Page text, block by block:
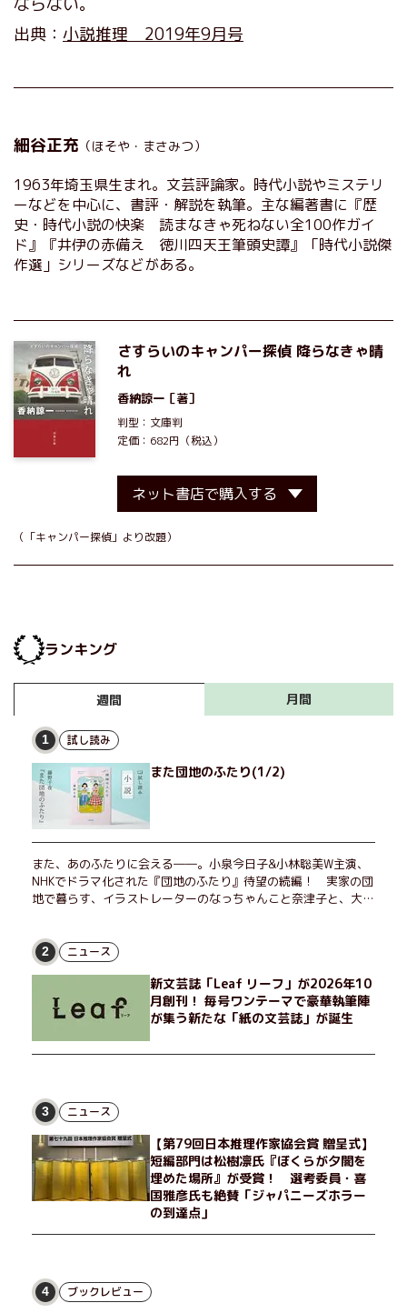
出典： 小説推理 2019年9月号
細谷正充 （ほそや・まさみつ）
1963年埼玉県生まれ。文芸評論家。時代小説やミステリ
ーなどを中心に、書評・解説を執筆。主な編著書に『歴
史・時代小説の快楽 読まなきゃ死ねない全100作ガイ
ド』『井伊の赤備え 徳川四天王筆頭史譚』「時代小説傑
作選」シリーズなどがある。
さすらいのキャンパー探偵 降らなきゃ晴
れ
香納諒一 ［著］
判型：文庫判
定価：682円（税込）
ネット書店で購入する
（「キャンパー探偵」より改題）
ランキング
週間 月間
1 試し読み
また団地のふたり(1/2)
また、あのふたりに会える――。小泉今日子&小林聡美W主演、
NHKでドラマ化された『団地のふたり』待望の続編！ 実家の団
地で暮らす、イラストレーターのなっちゃんこと奈津子と、大学
げたり、部屋でふたりだけの「台湾映画祭」を催したり。50代
独身、幼なじみの変わらぬ友情とささやかな幸せの日々を描く。
2 ニュース
新文芸誌「Leaf リーフ」が2026年10
月創刊！ 毎号ワンテーマで豪華執筆陣
が集う新たな「紙の文芸誌」が誕生
3 ニュース
【第79回日本推理作家協会賞 贈呈式】
短編部門は松樹凛氏『ぼくらが夕闇を
埋めた場所』が受賞！ 選考委員・喜
国雅彦氏も絶賛「ジャパニーズホラー
の到達点」
4 ブックレビュー